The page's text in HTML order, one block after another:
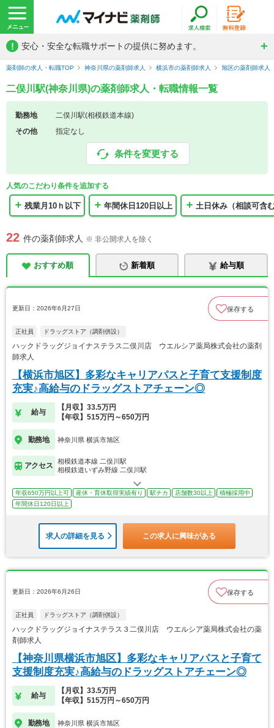
! 安心・安全な転職サポートの提供に努めます。
薬剤師の求人・転職TOP 神奈川県の薬剤師求人 横浜市の薬剤師求人 旭区の薬剤師求人
二俣川駅(神奈川県)の薬剤師求人・転職情報一覧
勤務地
二俣川駅(相模鉄道本線)
その他
指定なし
条件を変更する
人気のこだわり条件を追加する
残業月10ｈ以下 年間休日120日以上 土日休み（相談可含
22 件の薬剤師求人 ※ 非公開求人を除く
おすすめ順 新着順 給与順
更新日：2026年6月27日 保存する
正社員 ドラッグストア（調剤併設）
ハックドラッグジョイナステラス二俣川店 ウエルシア薬局株式会社の薬剤
師求人
【横浜市旭区】多彩なキャリアパスと子育て支援制度
充実♪高給与のドラッグストアチェーン◎
給与
【月収】33.5万円
【年収】515万円～650万円
勤務地 神奈川県 横浜市旭区
アクセス
相模鉄道本線 二俣川駅
相模鉄道いずみ野線 二俣川駅
年収650万円以上可 産休・育休取得実績有り 駅チカ 店舗数30以上
積極採用中
年間休日120日以上
求人の詳細を見る この求人に興味がある
更新日：2026年6月26日 保存する
正社員 ドラッグストア（調剤併設）
ハックドラッグジョイナステラス３二俣川店 ウエルシア薬局株式会社の薬
剤師求人
【神奈川県横浜市旭区】多彩なキャリアパスと子育て
支援制度充実♪高給与のドラッグストアチェーン◎
給与
【月収】33.5万円
【年収】515万円～650万円
勤務地 神奈川県 横浜市旭区